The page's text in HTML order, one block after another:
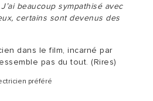
beaucoup sympathisé avec
certains sont devenus des
dans le film, incarné par
pas du tout. (Rires)